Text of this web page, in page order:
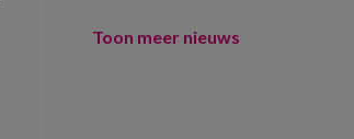
Toon meer nieuws